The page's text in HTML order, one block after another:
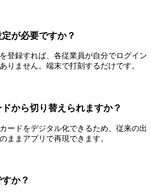
が必要ですか？
登録すれば、各従業員が自分でログイン
りません。端末で打刻するだけです。
から切り替えられますか？
ードをデジタル化できるため、従来の出
ままアプリで再現できます。
か？